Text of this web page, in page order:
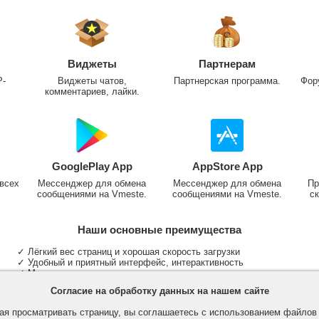
Виджеты
Виджеты чатов,
комментариев, лайки.
Партнерам
Партнерская программа.
GooglePlay App
Мессенджер для обмена
сообщениями на Vmeste.
AppStore App
Мессенджер для обмена
сообщениями на Vmeste.
Наши основные преимущества
✓ Лёгкий вес страниц и хорошая скорость загрузки
✓ Удобный и приятный интерфейс, интерактивность
✓ Мы не размещаем надоедливую рекламу
✓ Участие в группах и сообществах
✓ Поддержка основных типов и больших файлов
Согласие на обработку данных на нашем сайте
просматривать страницу, вы соглашаетесь с использованием файлов